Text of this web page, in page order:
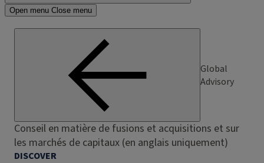
Open menu Close menu
Global
Advisory
Conseil en matière de fusions et acquisitions et sur
les marchés de capitaux (en anglais uniquement)
DISCOVER